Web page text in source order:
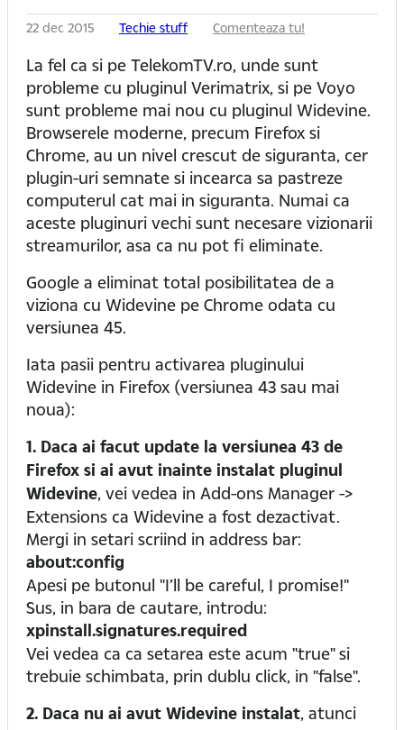
22 dec 2015 Techie stuff Comenteaza tu!
La fel ca si pe TelekomTV.ro, unde sunt
probleme cu pluginul Verimatrix, si pe Voyo
sunt probleme mai nou cu pluginul Widevine.
Browserele moderne, precum Firefox si
Chrome, au un nivel crescut de siguranta, cer
plugin-uri semnate si incearca sa pastreze
computerul cat mai in siguranta. Numai ca
aceste pluginuri vechi sunt necesare vizionarii
streamurilor, asa ca nu pot fi eliminate.
Google a eliminat total posibilitatea de a
viziona cu Widevine pe Chrome odata cu
versiunea 45.
Iata pasii pentru activarea pluginului
Widevine in Firefox (versiunea 43 sau mai
noua):
1. Daca ai facut update la versiunea 43 de
Firefox si ai avut inainte instalat pluginul
Widevine, vei vedea in Add-ons Manager ->
Extensions ca Widevine a fost dezactivat.
Mergi in setari scriind in address bar:
about:config
Apesi pe butonul "I’ll be careful, I promise!"
Sus, in bara de cautare, introdu:
xpinstall.signatures.required
Vei vedea ca ca setarea este acum "true" si
trebuie schimbata, prin dublu click, in "false".
2. Daca nu ai avut Widevine instalat, atunci